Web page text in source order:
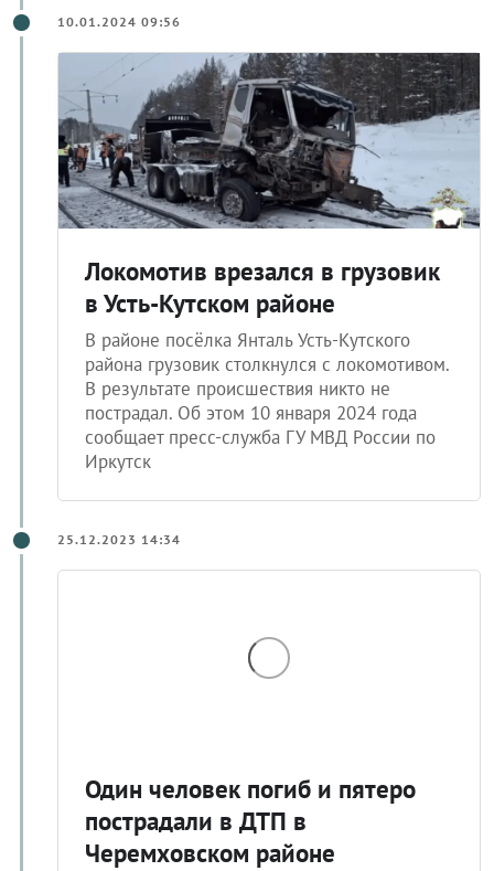
10.01.2024 09:56
Локомотив врезался в грузовик
в Усть-Кутском районе
В районе посёлка Янталь Усть-Кутского
района грузовик столкнулся с локомотивом.
В результате происшествия никто не
пострадал. Об этом 10 января 2024 года
сообщает пресс-служба ГУ МВД России по
Иркутск
25.12.2023 14:34
Один человек погиб и пятеро
пострадали в ДТП в
Черемховском районе